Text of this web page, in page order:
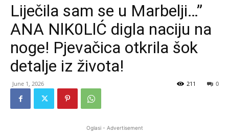
Liječila sam se u Marbelji…”
ANA NlK0LlĆ digla naciju na
noge! Pjevačica otkrila šok
detalje iz života!
June 1, 2026 0
211
Oglasi - Advertisement